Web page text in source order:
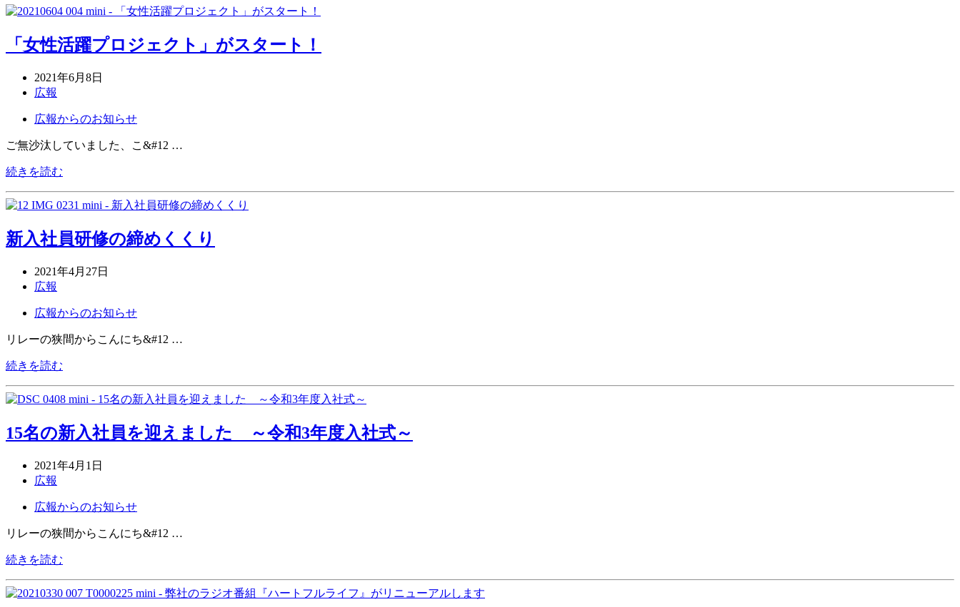
「女性活躍プロジェクト」がスタート！
2021年6月8日
広報
広報からのお知らせ
ご無沙汰していました、こ&#12 …
続きを読む
新入社員研修の締めくくり
2021年4月27日
広報
広報からのお知らせ
リレーの狭間からこんにち&#12 …
続きを読む
15名の新入社員を迎えました ～令和3年度入社式～
2021年4月1日
広報
広報からのお知らせ
リレーの狭間からこんにち&#12 …
続きを読む